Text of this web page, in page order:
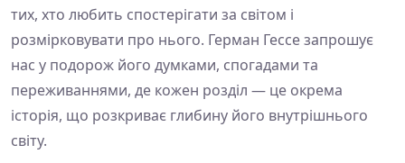
тих, хто любить спостерігати за світом і
розмірковувати про нього. Герман Гессе запрошує
нас у подорож його думками, спогадами та
переживаннями, де кожен розділ — це окрема
історія, що розкриває глибину його внутрішнього
світу.